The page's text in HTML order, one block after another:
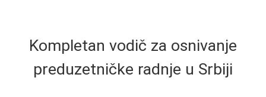
Kompletan vodič za osnivanje
preduzetničke radnje u Srbiji